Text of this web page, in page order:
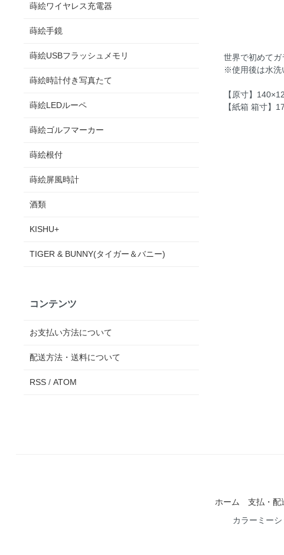
世界で初めてガ
※使用後は水洗
【原寸】
【紙箱 箱寸】
蒔絵ワイヤレス充電器
蒔絵手鏡
蒔絵USBフラッシュメモリ
蒔絵時計付き写真たて
蒔絵LEDルーペ
蒔絵ゴルフマーカー
蒔絵根付
蒔絵屏風時計
酒類
KISHU+
TIGER & BUNNY(タイガー＆バニー)
コンテンツ
お支払い方法について
配送方法・送料について
RSS/ ATOM
ホーム 支払・配
カラーミー